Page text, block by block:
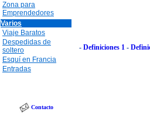
Zona para
Emprendedores
Varios
Viaje Baratos
Despedidas de
soltero
Esquí en Francia
Entradas
Contacto
- Definiciones 1 -